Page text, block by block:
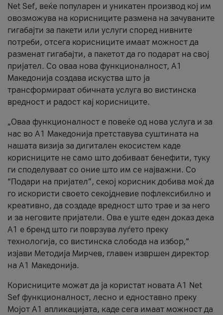
Net Sef, веќе популарен и уникатен производ кој им
овозможува на корисниците размена на зачуваните
гигабајти за пакети или услуги според нивните
потреби, отсега корисниците имаат можност да
разменат гигабајти, а пакетот да го подарат на свој
пријател. Со оваа нова функционалност, А1
Македонија создава искуства што ја
трансформираат обичната услуга во вистинска
вредност и радост кај корисниците.
„Оваа функционалност е повеќе од нова услуга и за
нас во А1 Македонија претставува суштината на
нашата визија за дигитален екосистем каде
корисниците не само што добиваат бенефити, туку
ги споделуваат со оние што им се најважни. Со
“Подари на пријател”, секој корисник добива моќ да
го искористи своето секојдневие пофлексибилно и
креативно, да создаде вредност што трае и за него
и за неговите пријатели. Ова е уште еден доказ дека
А1 е бренд што ги поврзува луѓето преку
технологија, со вистинска слобода на избор,“
изјави Методија Мирчев, главен извршен директор
на А1 Македонија.
Корисниците можат да ја користат новата А1 Net
Sef функционалност, лесно и едноставно преку
Мојот А1 апликацијата, каде сега имаат можност да